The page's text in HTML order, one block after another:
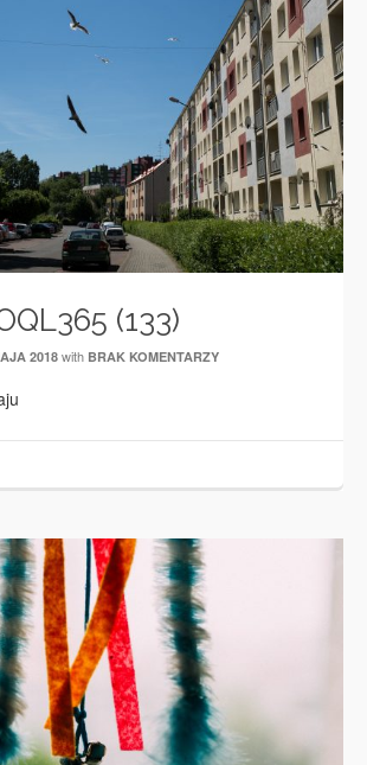
(133)
2018 with BRAK KOMENTARZY